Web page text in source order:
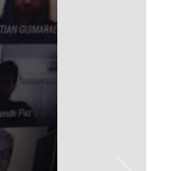
Prova de Proficiência
Manual de TCC
Estruturação de TCC
Acadêmico
Manual de Segurança